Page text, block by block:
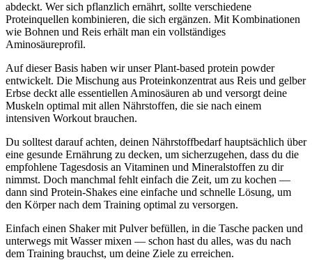
abdeckt. Wer sich pflanzlich ernährt, sollte verschiedene
Proteinquellen kombinieren, die sich ergänzen. Mit Kombinationen
wie Bohnen und Reis erhält man ein vollständiges
Aminosäureprofil.
Auf dieser Basis haben wir unser Plant-based protein powder
entwickelt. Die Mischung aus Proteinkonzentrat aus Reis und gelber
Erbse deckt alle essentiellen Aminosäuren ab und versorgt deine
Muskeln optimal mit allen Nährstoffen, die sie nach einem
intensiven Workout brauchen.
Du solltest darauf achten, deinen Nährstoffbedarf hauptsächlich über
eine gesunde Ernährung zu decken, um sicherzugehen, dass du die
empfohlene Tagesdosis an Vitaminen und Mineralstoffen zu dir
nimmst. Doch manchmal fehlt einfach die Zeit, um zu kochen —
dann sind Protein-Shakes eine einfache und schnelle Lösung, um
den Körper nach dem Training optimal zu versorgen.
Einfach einen Shaker mit Pulver befüllen, in die Tasche packen und
unterwegs mit Wasser mixen — schon hast du alles, was du nach
dem Training brauchst, um deine Ziele zu erreichen.